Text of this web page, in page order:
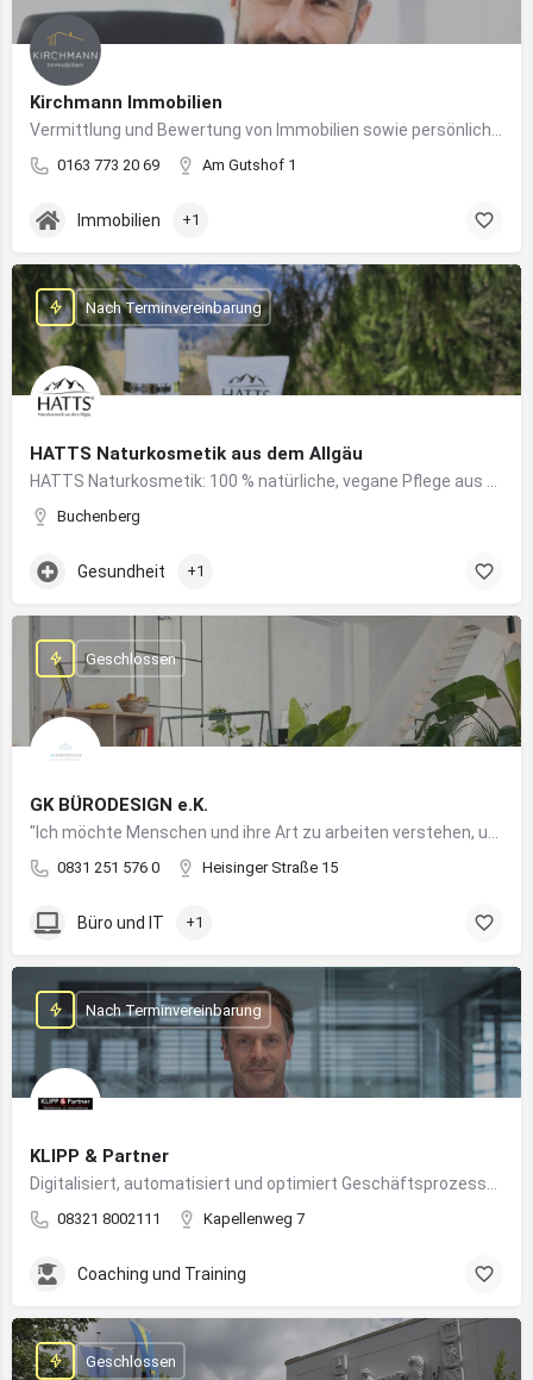
Kirchmann Immobilien
0163 773 20 69 Am Gutshof 1
Immobilien +1
HATTS Naturkosmetik aus dem Allgäu
Buchenberg
Nach Terminvereinbarung
Gesundheit +1
GK BÜRODESIGN e.K.
0831 251 576 0 Heisinger Straße 15
Geschlossen
Büro und IT +1
KLIPP & Partner
08321 8002111 Kapellenweg 7
Nach Terminvereinbarung
Coaching und Training
Geschlossen